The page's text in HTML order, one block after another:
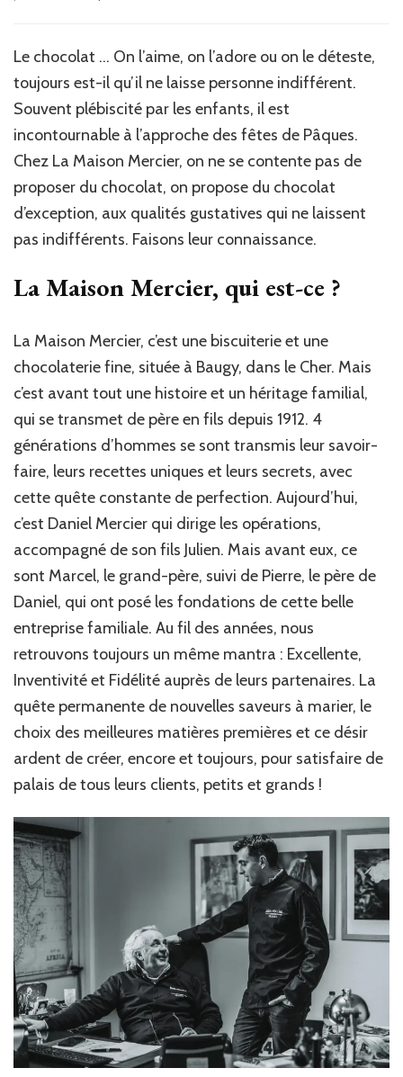
chocolatier,
La
Mercier
!
Le chocolat … On l’aime, on l’adore ou on le déteste,
toujours est-il qu’il ne laisse personne indifférent.
Souvent plébiscité par les enfants, il est
incontournable à l’approche des fêtes de Pâques.
Chez La Maison Mercier, on ne se contente pas de
proposer du chocolat, on propose du chocolat
d’exception, aux qualités gustatives qui ne laissent
pas indifférents. Faisons leur connaissance.
La Maison Mercier, qui est-ce ?
La Maison Mercier, c’est une biscuiterie et une
chocolaterie fine, située à Baugy, dans le Cher. Mais
c’est avant tout une histoire et un héritage familial,
qui se transmet de père en fils depuis 1912. 4
générations d’hommes se sont transmis leur savoir-
faire, leurs recettes uniques et leurs secrets, avec
cette quête constante de perfection. Aujourd’hui,
c’est Daniel Mercier qui dirige les opérations,
accompagné de son fils Julien. Mais avant eux, ce
sont Marcel, le grand-père, suivi de Pierre, le père de
Daniel, qui ont posé les fondations de cette belle
entreprise familiale. Au fil des années, nous
retrouvons toujours un même mantra : Excellente,
Inventivité et Fidélité auprès de leurs partenaires. La
quête permanente de nouvelles saveurs à marier, le
choix des meilleures matières premières et ce désir
ardent de créer, encore et toujours, pour satisfaire de
palais de tous leurs clients, petits et grands !